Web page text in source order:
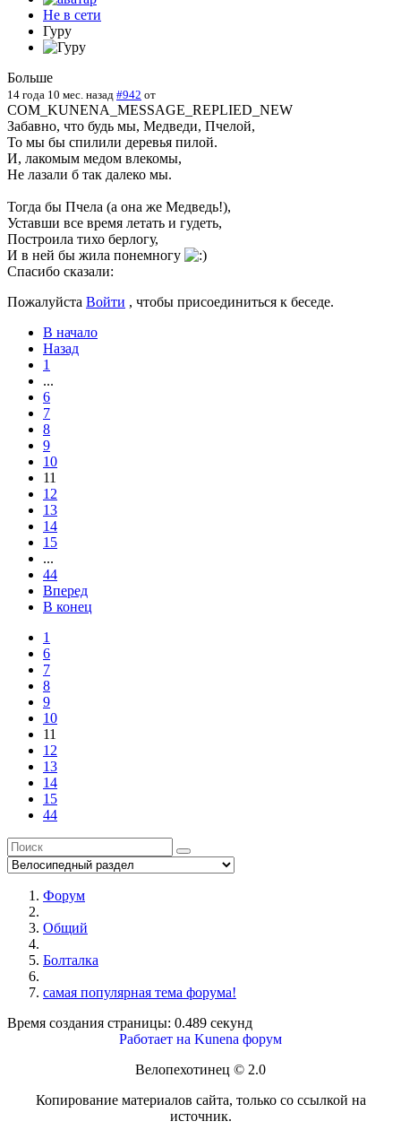
Не в сети
Гуру
Больше
14 года 10 мес. назад #942 от
COM_KUNENA_MESSAGE_REPLIED_NEW
Забавно, что будь мы, Медведи, Пчелой,
То мы бы спилили деревья пилой.
И, лакомым медом влекомы,
Не лазали б так далеко мы.
Тогда бы Пчела (а она же Медведь!),
Уставши все время летать и гудеть,
Построила тихо берлогу,
И в ней бы жила понемногу
Спасибо сказали:
Пожалуйста Войти , чтобы присоединиться к беседе.
В начало
Назад
1
...
6
7
8
9
10
11
12
13
14
15
...
44
Вперед
В конец
1
6
7
8
9
10
11
12
13
14
15
44
Форум
Общий
Болталка
самая популярная тема форума!
Время создания страницы: 0.489 секунд
Работает на Kunena форум
Велопехотинец © 2.0
Копирование материалов сайта, только со ссылкой на
источник.